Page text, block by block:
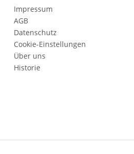
Impressum
AGB
Datenschutz
Cookie-Einstellungen
Über uns
Historie